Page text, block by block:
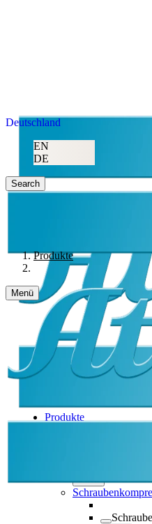
Deutschland
EN
DE
Search
Produkte
Menü
Produkte
Back